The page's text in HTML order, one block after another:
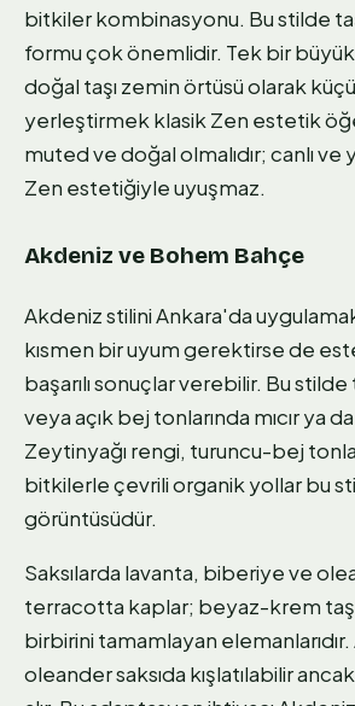
bitkiler kombinasyonu. Bu stilde
formu çok önemlidir. Tek bir
doğal taşı zemin örtüsü olarak
yerleştirmek klasik Zen estetik
muted ve doğal olmalıdır; canlı
Zen estetiğiyle uyuşmaz.
Akdeniz ve Bohem Bahçe
Akdeniz stilini Ankara'da
kısmen bir uyum gerektirse de
başarılı sonuçlar verebilir. Bu
veya açık bej tonlarında mıcır ya
Zeytinyağı rengi, turuncu-bej
bitkilerle çevrili organik yollar bu
görüntüsüdür.
Saksılarda lavanta, biberiye ve
terracotta kaplar; beyaz-krem taş
birbirini tamamlayan
oleander saksıda kışlatılabilir